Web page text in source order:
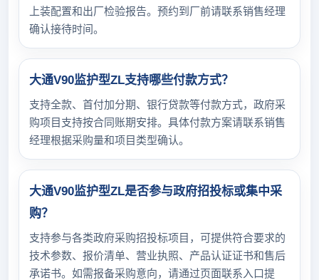
上装配置和出厂检验报告。预约到厂前请联系销售经理
确认接待时间。
大通V90监护型ZL支持哪些付款方式？
支持全款、首付加分期、银行贷款等付款方式，政府采
购项目支持按合同账期安排。具体付款方案请联系销售
经理根据采购量和项目类型确认。
大通V90监护型ZL是否参与政府招投标或集中采
购？
支持参与各类政府采购招投标项目，可提供符合要求的
技术参数、报价清单、营业执照、产品认证证书和售后
承诺书。如需报备采购意向，请通过页面联系入口提